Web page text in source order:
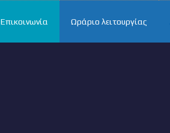
Επικοινωνία Ωράριο λειτουργίας